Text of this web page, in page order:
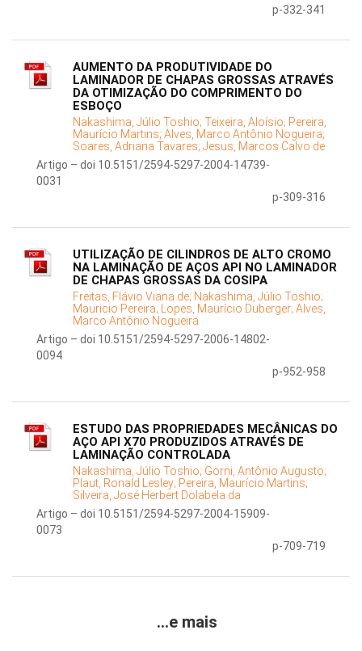
p-332-341
AUMENTO DA PRODUTIVIDADE DO
LAMINADOR DE CHAPAS GROSSAS ATRAVÉS
DA OTIMIZAÇÃO DO COMPRIMENTO DO
ESBOÇO
Nakashima, Júlio Toshio; Teixeira, Aloísio; Pereira,
Maurício Martins; Alves, Marco Antônio Nogueira;
Soares, Adriana Tavares; Jesus, Marcos Calvo de
Artigo – doi 10.5151/2594-5297-2004-14739-
0031
p-309-316
UTILIZAÇÃO DE CILINDROS DE ALTO CROMO
NA LAMINAÇÃO DE AÇOS API NO LAMINADOR
DE CHAPAS GROSSAS DA COSIPA
Freitas, Flávio Viana de; Nakashima, Júlio Toshio;
Mauricio Pereira; Lopes, Maurício Duberger; Alves,
Marco Antônio Nogueira
Artigo – doi 10.5151/2594-5297-2006-14802-
0094
p-952-958
ESTUDO DAS PROPRIEDADES MECÂNICAS DO
AÇO API X70 PRODUZIDOS ATRAVÉS DE
LAMINAÇÃO CONTROLADA
Nakashima, Júlio Toshio; Gorni, Antônio Augusto;
Plaut, Ronald Lesley; Pereira, Maurício Martins;
Silveira, José Herbert Dolabela da
Artigo – doi 10.5151/2594-5297-2004-15909-
0073
p-709-719
...e mais